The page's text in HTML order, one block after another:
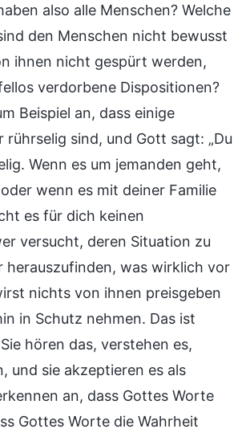
also alle Menschen? Welche
den Menschen nicht bewusst
ihnen nicht gespürt werden,
verdorbene Dispositionen?
Beispiel an, dass einige
rührselig sind, und Gott sagt: „Du
Wenn es um jemanden geht,
wenn es mit deiner Familie
es für dich keinen
versucht, deren Situation zu
herauszufinden, was wirklich vor
nichts von ihnen preisgeben
in Schutz nehmen. Das ist
hören das, verstehen es,
und sie akzeptieren es als
an, dass Gottes Worte
Gottes Worte die Wahrheit